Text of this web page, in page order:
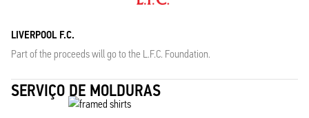
LIVERPOOL F.C.
Part of the proceeds will go to the L.F.C. Foundation.
SERVIÇO DE MOLDURAS